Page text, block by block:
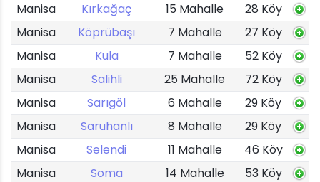
Manisa
Kırkağaç 15 Mahalle
28 Köy
Manisa
Köprübaşı 7 Mahalle
27 Köy
Manisa
Kula 7 Mahalle
52 Köy
Manisa
Salihli 25 Mahalle
72 Köy
Manisa
Sarıgöl 6 Mahalle
29 Köy
Manisa
Saruhanlı 8 Mahalle
29 Köy
Manisa
Selendi 11 Mahalle
46 Köy
Manisa
Soma 14 Mahalle
53 Köy